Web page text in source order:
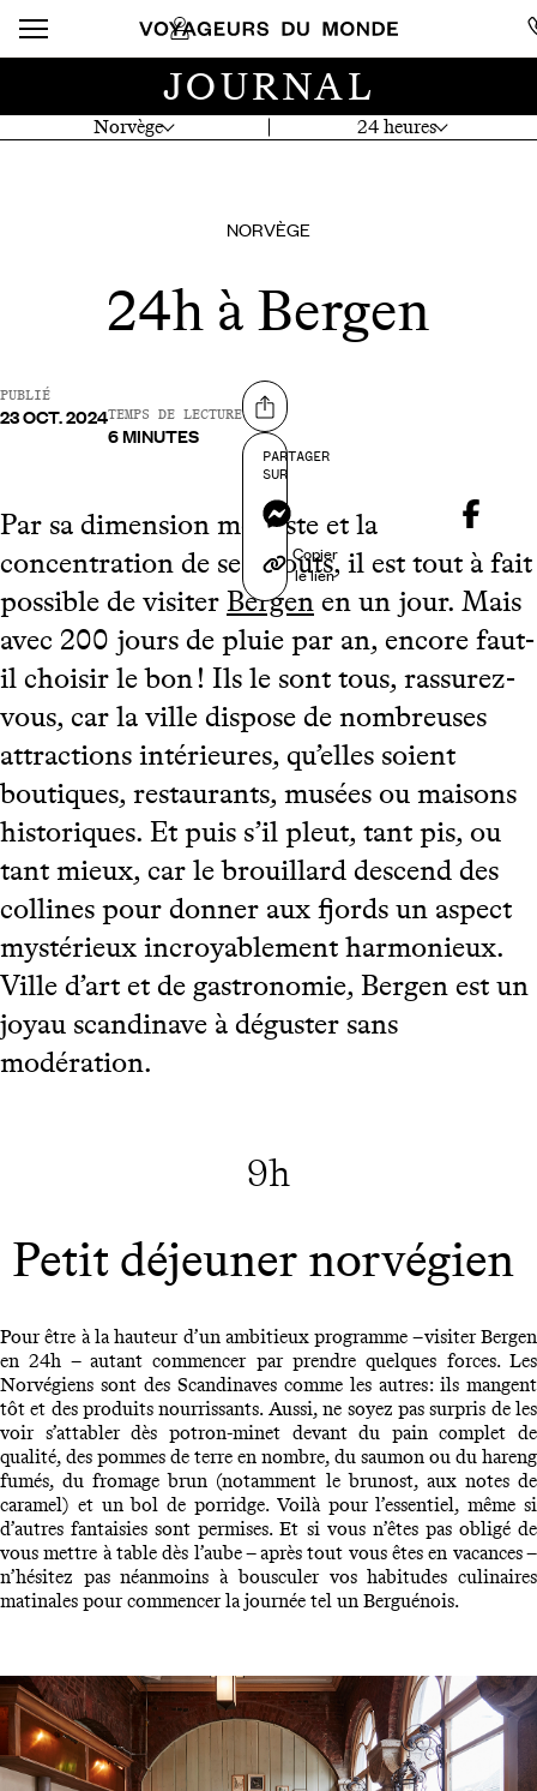
Norvège 24 heures
JOURNAL
NORVÈGE
24h à Bergen
PUBLIÉ
23 OCT. 2024TEMPS DE LECTURE
6 MINUTES
Partager sur
PARTAGER
SUR
Messenger
Copier
le lien
Par sa dimension modeste et la
concentration de ses atouts, il est tout à fait
possible de visiter Bergen en un jour. Mais
avec 200 jours de pluie par an, encore faut-
il choisir le bon ! Ils le sont tous, rassurez-
vous, car la ville dispose de nombreuses
attractions intérieures, qu’elles soient
boutiques, restaurants, musées ou maisons
historiques. Et puis s’il pleut, tant pis, ou
tant mieux, car le brouillard descend des
collines pour donner aux fjords un aspect
mystérieux incroyablement harmonieux.
Ville d’art et de gastronomie, Bergen est un
joyau scandinave à déguster sans
modération.
9h
Petit déjeuner norvégien
Pour être à la hauteur d’un ambitieux programme – visiter Bergen
en 24h – autant commencer par prendre quelques forces. Les
Norvégiens sont des Scandinaves comme les autres : ils mangent
tôt et des produits nourrissants. Aussi, ne soyez pas surpris de les
voir s’attabler dès potron-minet devant du pain complet de
qualité, des pommes de terre en nombre, du saumon ou du hareng
fumés, du fromage brun (notamment le brunost, aux notes de
caramel) et un bol de porridge. Voilà pour l’essentiel, même si
d’autres fantaisies sont permises. Et si vous n’êtes pas obligé de
vous mettre à table dès l’aube – après tout vous êtes en vacances –
n’hésitez pas néanmoins à bousculer vos habitudes culinaires
matinales pour commencer la journée tel un Berguénois.